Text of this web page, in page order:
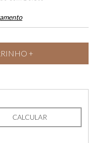
CALCULAR